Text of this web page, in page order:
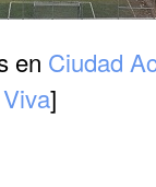
en Ciudad
]